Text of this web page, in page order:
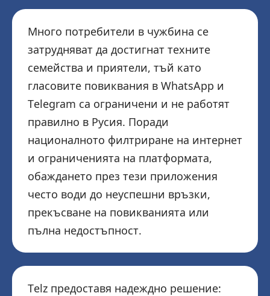
Много потребители в чужбина се
затрудняват да достигнат техните
семейства и приятели, тъй като
гласовите повиквания в WhatsApp и
Telegram са ограничени и не работят
правилно в Русия. Поради
националното филтриране на интернет
и ограниченията на платформата,
обаждането през тези приложения
често води до неуспешни връзки,
прекъсване на повикванията или
пълна недостъпност.
Telz предоставя надеждно решение: